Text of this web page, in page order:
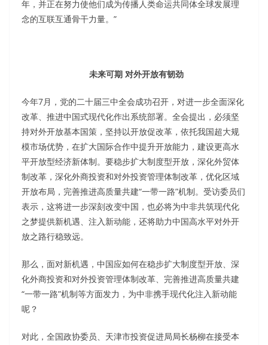
年，并正在努力使他们成为传播人类命运共同体全球发展理
念的互联互通骨干力量。”
未来可期 对外开放有韧劲
今年7月，党的二十届三中全会成功召开，对进一步全面深化
改革、推进中国式现代化作出系统部署。全会提出，必须坚
持对外开放基本国策，坚持以开放促改革，依托我国超大规
模市场优势，在扩大国际合作中提升开放能力，建设更高水
平开放型经济新体制。要稳步扩大制度型开放，深化外贸体
制改革，深化外商投资和对外投资管理体制改革，优化区域
开放布局，完善推进高质量共建“一带一路”机制。受访委员们
表示，这将进一步深刻改变中国，也必将为中非共筑现代化
之梦提供新机遇、注入新动能，还将助力中国高水平对外开
放之路行稳致远。
那么，面对新机遇，中国应如何在稳步扩大制度型开放、深
化外商投资和对外投资管理体制改革、完善推进高质量共建
“一带一路”机制等方面发力，为中非携手现代化注入新动能
呢？
对此，全国政协委员、天津市投资促进局局长杨柳在接受本